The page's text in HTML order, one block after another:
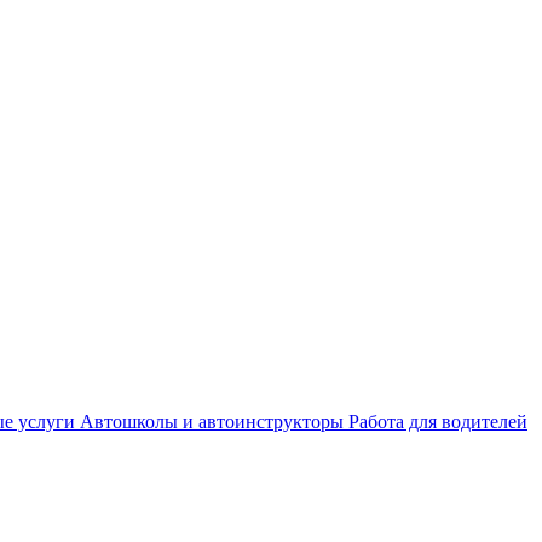
услуги Автошколы и автоинструкторы Работа для водителей